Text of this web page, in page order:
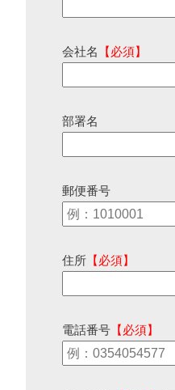
会社名 【必須】
部署名
郵便番号
住所 【必須】
電話番号 【必須】